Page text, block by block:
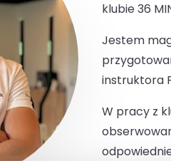
klubie 36
Jestem
instruktora
W pracy z